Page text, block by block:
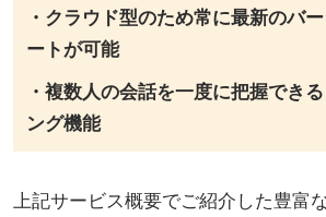
・クラウド型のため常に最新のバ
ートが可能
・複数人の会話を一度に把握でき
ング機能
上記サービス概要でご紹介した豊富